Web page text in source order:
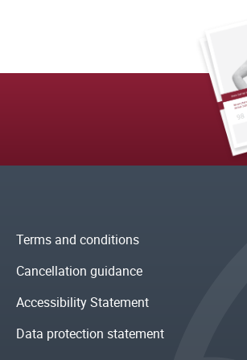
Terms and conditions
Cancellation guidance
Accessibility Statement
Data protection statement